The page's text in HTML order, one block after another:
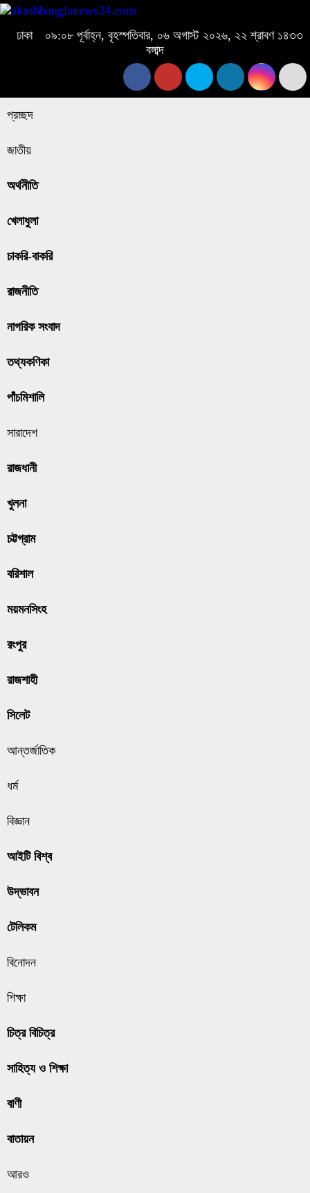
ঢাকা
০৯:০৮ পূর্বাহ্ন, বৃহস্পতিবার, ০৬ অগাস্ট ২০২৬, ২২ শ্রাবণ ১৪৩৩
বঙ্গাব্দ
প্রচ্ছদ
জাতীয়
অর্থনীতি
খেলাধুলা
চাকরি-বাকরি
রাজনীতি
নাগরিক সংবাদ
তথ্যকণিকা
পাঁচমিশালি
সারাদেশ
রাজধানী
খুলনা
চট্টগ্রাম
বরিশাল
ময়মনসিংহ
রংপুর
রাজশাহী
সিলেট
আন্তর্জাতিক
ধর্ম
বিজ্ঞান
আইটি বিশ্ব
উদ্ভাবন
টেলিকম
বিনোদন
শিক্ষা
চিত্র বিচিত্র
সাহিত্য ও শিক্ষা
বাণী
বাতায়ন
আরও